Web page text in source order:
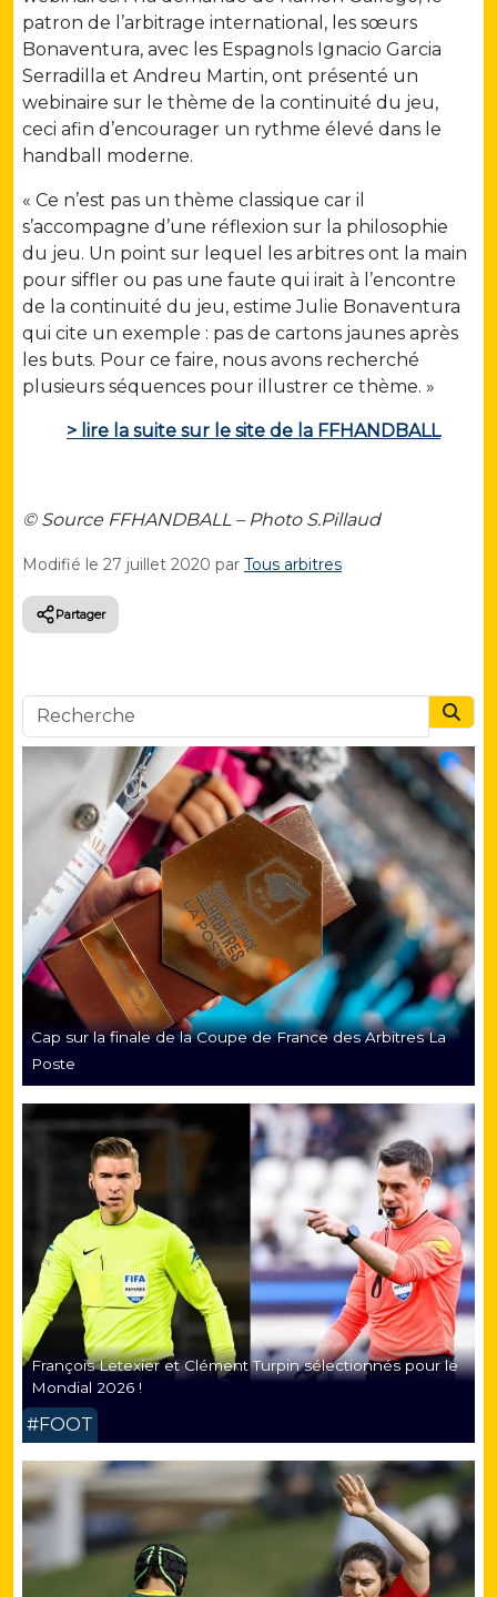
patron de l’arbitrage international, les sœurs
Bonaventura, avec les Espagnols Ignacio Garcia
Serradilla et Andreu Martin, ont présenté un
webinaire sur le thème de la continuité du jeu,
ceci afin d’encourager un rythme élevé dans le
handball moderne.
« Ce n’est pas un thème classique car il
s’accompagne d’une réflexion sur la philosophie
du jeu. Un point sur lequel les arbitres ont la main
pour siffler ou pas une faute qui irait à l’encontre
de la continuité du jeu, estime Julie Bonaventura
qui cite un exemple : pas de cartons jaunes après
les buts. Pour ce faire, nous avons recherché
plusieurs séquences pour illustrer ce thème. »
> lire la suite sur le site de la FFHANDBALL
© Source FFHANDBALL – Photo S.Pillaud
Modifié le 27 juillet 2020 par Tous arbitres
Partager
Cap sur la finale de la Coupe de France des Arbitres La
Poste
François Letexier et Clément Turpin sélectionnés pour le
Mondial 2026 !
#FOOT